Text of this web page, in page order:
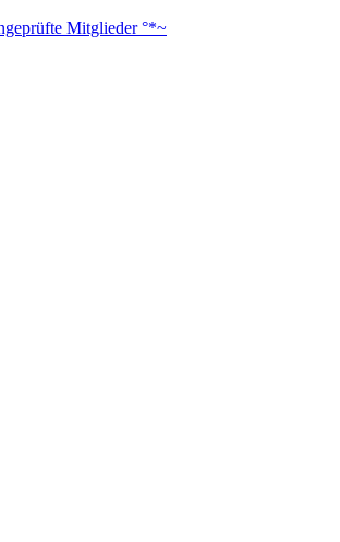
Mitglieder °*~